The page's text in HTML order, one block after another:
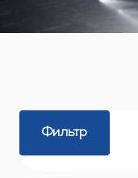
Фильтр